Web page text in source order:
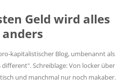
Geld wird alles
anders
kapitalistischer Blog, umbenannt als
Schreiblage: Von locker über
und manchmal nur noch makaber.